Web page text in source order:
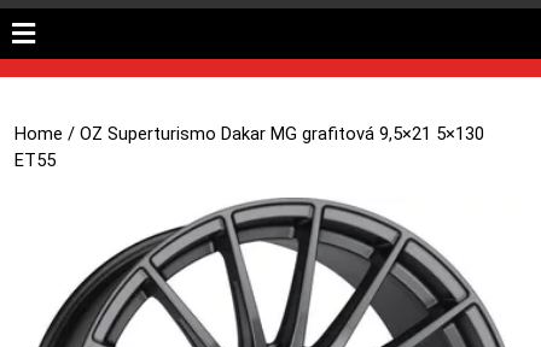
Home / OZ Superturismo Dakar MG grafitová 9,5×21 5×130
ET55